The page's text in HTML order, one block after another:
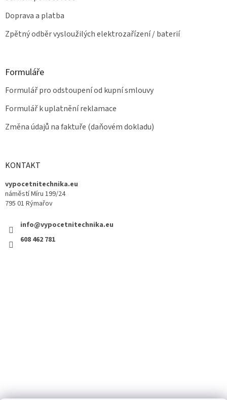
Doprava a platba
Zpětný odběr vysloužilých elektrozařízení / baterií
Formuláře
Formulář pro odstoupení od kupní smlouvy
Formulář k uplatnění reklamace
Změna údajů na faktuře (daňovém dokladu)
KONTAKT
vypocetnitechnika.eu
náměstí Míru 199/24
795 01 Rýmařov
info@vypocetnitechnika.eu
608 462 781